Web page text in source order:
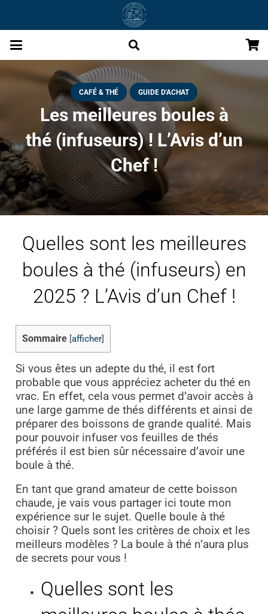
CAFÉ & THÉ GUIDE D'ACHAT
Les meilleures boules à
thé (infuseurs) ! L’Avis d’un
Chef !
Quelles sont les meilleures
boules à thé (infuseurs) en
2025 ? L’Avis d’un Chef !
Sommaire afficher]
Si vous êtes un adepte du thé, il est fort
probable que vous appréciez acheter du thé en
vrac. En effet, cela vous permet d’avoir accès à
une large gamme de thés différents et ainsi de
préparer des boissons de grande qualité. Mais
pour pouvoir infuser vos feuilles de thés
préférés il est bien sûr nécessaire d’avoir une
boule à thé.
En tant que grand amateur de cette boisson
chaude, je vais vous partager ici toute mon
expérience sur le sujet. Quelle boule à thé
choisir ? Quels sont les critères de choix et les
meilleurs modèles ? La boule à thé n’aura plus
de secrets pour vous !
Quelles sont les